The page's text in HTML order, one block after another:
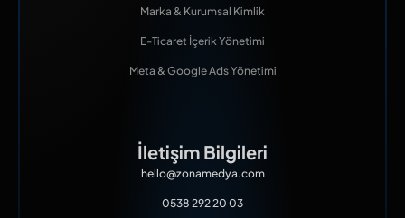
Marka & Kurumsal Kimlik
E-Ticaret İçerik Yönetimi
Meta & Google Ads Yönetimi
İletişim Bilgileri
hello@zonamedya.com
0538 292 20 03